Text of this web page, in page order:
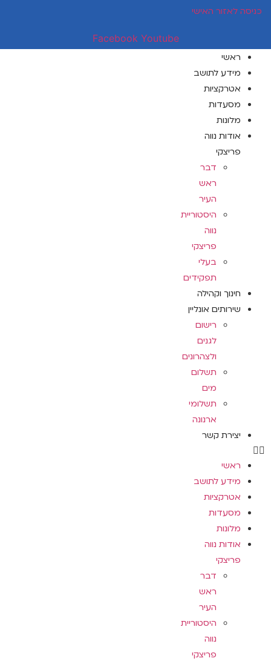
דלגכניסה לאזור האישי
Facebook Youtube
ראשי
מידע לתושב
אטרקציות
מסעדות
מלונות
אודות נווה
פריצקי
דבר
ראש
העיר
היסטוריית
נווה
פריצקי
בעלי
תפקידים
חינוך וקהילה
שירותים אונליין
רישום
לגנים
ולצהרונים
תשלום
מים
תשלומי
ארנונה
יצירת קשר
ראשי
מידע לתושב
אטרקציות
מסעדות
מלונות
אודות נווה
פריצקי
דבר
ראש
העיר
היסטוריית
נווה
פריצקי